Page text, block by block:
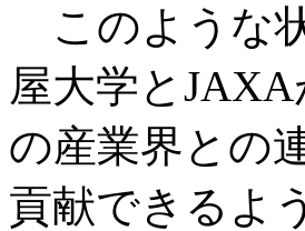
このような
屋大学と
の産業界との
貢献できるよ